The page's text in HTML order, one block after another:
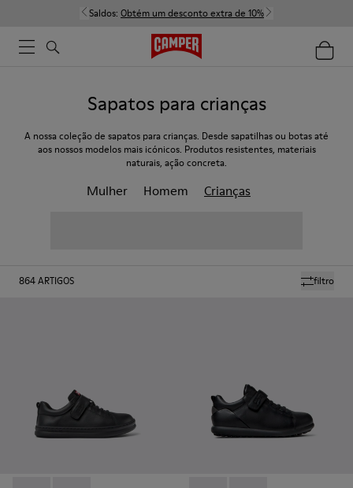
Saldos: Obtém um desconto extra de 10%
Sapatos para crianças
A nossa coleção de sapatos para crianças. Desde sapatilhas ou botas até
aos nossos modelos mais icónicos. Produtos resistentes, materiais
naturais, ação concreta.
Mulher Homem Crianças
filtro
864ARTIGOS